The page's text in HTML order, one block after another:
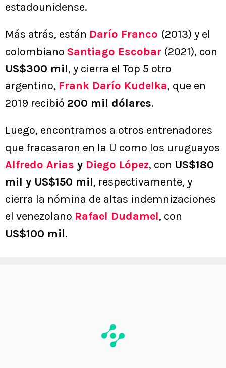
estadounidense.
Más atrás, están Darío Franco (2013) y el
colombiano Santiago Escobar (2021), con
US$300 mil, y cierra el Top 5 otro
argentino, Frank Darío Kudelka, que en
2019 recibió 200 mil dólares.
Luego, encontramos a otros entrenadores
que fracasaron en la U como los uruguayos
Alfredo Arias y Diego López, con US$180
mil y US$150 mil, respectivamente, y
cierra la nómina de altas indemnizaciones
el venezolano Rafael Dudamel, con
US$100 mil.